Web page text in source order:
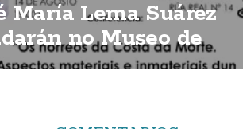
María Lema Suárez
no Museo de
sobre a importancia